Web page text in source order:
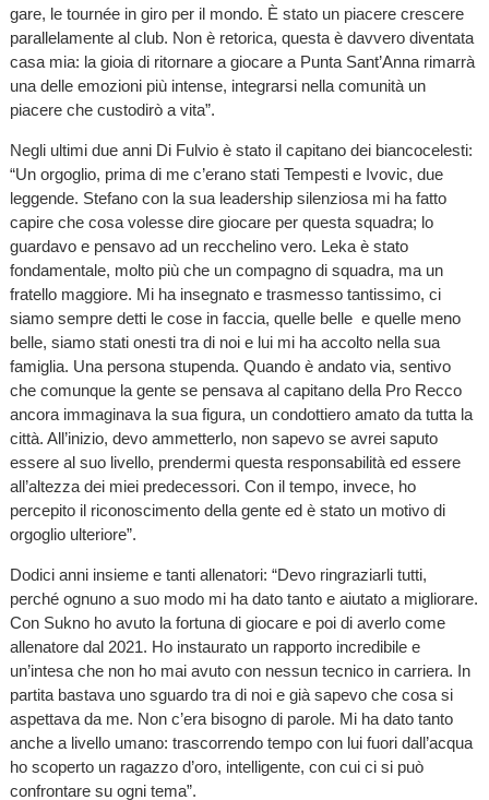
gare, le tournée in giro per il mondo. È stato un piacere crescere
parallelamente al club. Non è retorica, questa è davvero diventata
casa mia: la gioia di ritornare a giocare a Punta Sant’Anna rimarrà
una delle emozioni più intense, integrarsi nella comunità un
piacere che custodirò a vita”.
Negli ultimi due anni Di Fulvio è stato il capitano dei biancocelesti:
“Un orgoglio, prima di me c’erano stati Tempesti e Ivovic, due
leggende. Stefano con la sua leadership silenziosa mi ha fatto
capire che cosa volesse dire giocare per questa squadra; lo
guardavo e pensavo ad un recchelino vero. Leka è stato
fondamentale, molto più che un compagno di squadra, ma un
fratello maggiore. Mi ha insegnato e trasmesso tantissimo, ci
siamo sempre detti le cose in faccia, quelle belle e quelle meno
belle, siamo stati onesti tra di noi e lui mi ha accolto nella sua
famiglia. Una persona stupenda. Quando è andato via, sentivo
che comunque la gente se pensava al capitano della Pro Recco
ancora immaginava la sua figura, un condottiero amato da tutta la
città. All’inizio, devo ammetterlo, non sapevo se avrei saputo
essere al suo livello, prendermi questa responsabilità ed essere
all’altezza dei miei predecessori. Con il tempo, invece, ho
percepito il riconoscimento della gente ed è stato un motivo di
orgoglio ulteriore”.
Dodici anni insieme e tanti allenatori: “Devo ringraziarli tutti,
perché ognuno a suo modo mi ha dato tanto e aiutato a migliorare.
Con Sukno ho avuto la fortuna di giocare e poi di averlo come
allenatore dal 2021. Ho instaurato un rapporto incredibile e
un’intesa che non ho mai avuto con nessun tecnico in carriera. In
partita bastava uno sguardo tra di noi e già sapevo che cosa si
aspettava da me. Non c’era bisogno di parole. Mi ha dato tanto
anche a livello umano: trascorrendo tempo con lui fuori dall’acqua
ho scoperto un ragazzo d’oro, intelligente, con cui ci si può
confrontare su ogni tema”.